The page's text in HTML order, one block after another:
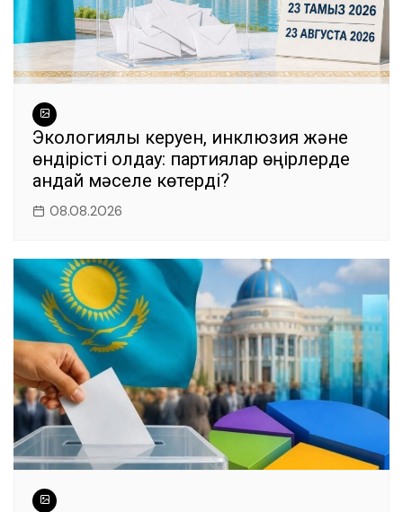
Экологиялық керуен, инклюзия және
өндірісті қолдау: партиялар өңірлерде
қандай мәселе көтерді?
08.08.2026